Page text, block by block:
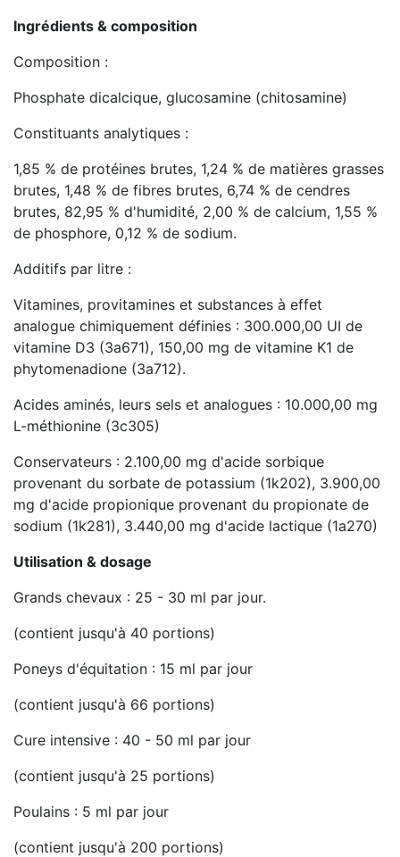
Ingrédients & composition
Composition :
Phosphate dicalcique, glucosamine (chitosamine)
Constituants analytiques :
1,85 % de protéines brutes, 1,24 % de matières grasses
brutes, 1,48 % de fibres brutes, 6,74 % de cendres
brutes, 82,95 % d'humidité, 2,00 % de calcium, 1,55 %
de phosphore, 0,12 % de sodium.
Additifs par litre :
Vitamines, provitamines et substances à effet
analogue chimiquement définies : 300.000,00 UI de
vitamine D3 (3a671), 150,00 mg de vitamine K1 de
phytomenadione (3a712).
Acides aminés, leurs sels et analogues : 10.000,00 mg
L-méthionine (3c305)
Conservateurs : 2.100,00 mg d'acide sorbique
provenant du sorbate de potassium (1k202), 3.900,00
mg d'acide propionique provenant du propionate de
sodium (1k281), 3.440,00 mg d'acide lactique (1a270)
Utilisation & dosage
Grands chevaux : 25 - 30 ml par jour.
(contient jusqu'à 40 portions)
Poneys d'équitation : 15 ml par jour
(contient jusqu'à 66 portions)
Cure intensive : 40 - 50 ml par jour
(contient jusqu'à 25 portions)
Poulains : 5 ml par jour
(contient jusqu'à 200 portions)